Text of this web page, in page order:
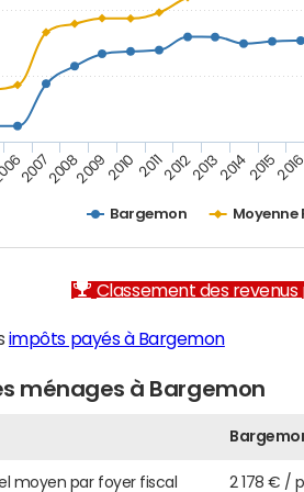
Bargemon Moyenne
2007200820092010 201120122013201420152016
Classement des revenus
impôts payés à Bargemon
ménages à Bargemon
moyen par foyer fiscal 2 178 € /